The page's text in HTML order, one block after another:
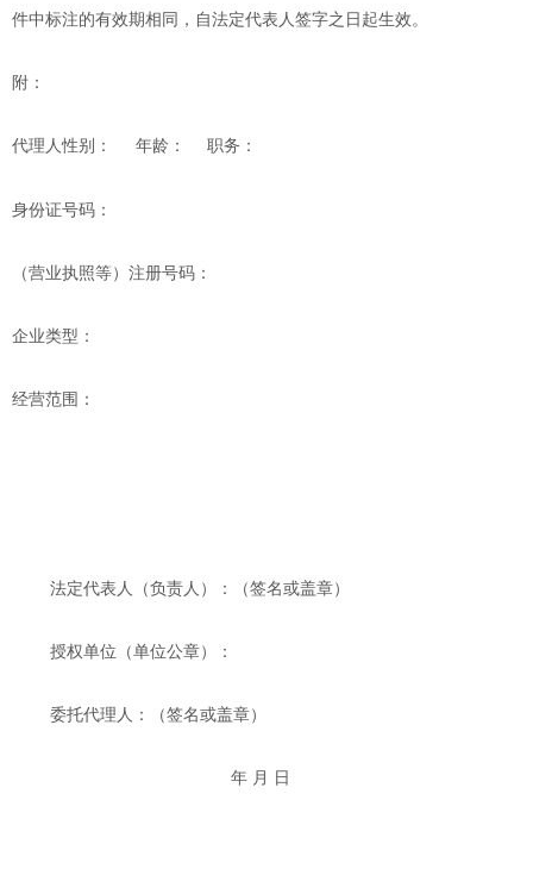
件中标注的有效期相同，自法定代表人签字之日起生效。
附：
代理人性别： 年龄： 职务：
身份证号码：
（营业执照等）注册号码：
企业类型：
经营范围：
法定代表人（负责人）：（签名或盖章）
授权单位（单位公章）：
委托代理人：（签名或盖章）
年 月 日